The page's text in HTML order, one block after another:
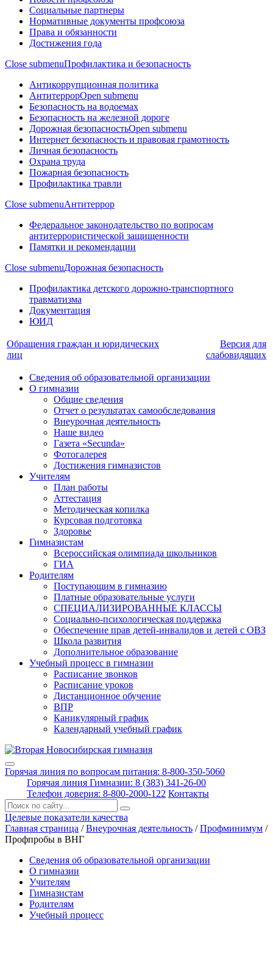
Социальные партнеры
Нормативные документы профсоюза
Права и обязанности
Достижения года
Close submenuПрофилактика и безопасность
Антикоррупционная политика
АнтитеррорOpen submenu
Безопасность на водоемах
Безопасность на железной дороге
Дорожная безопасностьOpen submenu
Интернет безопасность и правовая грамотность
Личная безопасность
Охрана труда
Пожарная безопасность
Профилактика травли
Close submenuАнтитеррор
Федеральное законодательство по вопросам
антитеррористической защищенности
Памятки и рекомендации
Close submenuДорожная безопасность
Профилактика детского дорожно-транспортного
травматизма
Документация
ЮИД
Обращения граждан и юридических
лиц
Версия для
слабовидящих
Сведения об образовательной организации
О гимназии
Общие сведения
Отчет о результатах самообследования
Внеурочная деятельность
Наше видео
Газета «Secunda»
Фотогалерея
Достижения гимназистов
Учителям
План работы
Аттестация
Методическая копилка
Курсовая подготовка
Здоровье
Гимназистам
Всероссийская олимпиада школьников
ГИА
Родителям
Поступающим в гимназию
Платные образовательные услуги
СПЕЦИАЛИЗИРОВАННЫЕ КЛАССЫ
Социально-психологическая поддержка
Обеспечение прав детей-инвалидов и детей с ОВЗ
Школа развития
Дополнительное образование
Учебный процесс в гимназии
Расписание звонков
Расписание уроков
Дистанционное обучение
ВПР
Каникулярный график
Календарный учебный график
Горячая линия по вопросам питания: 8-800-350-5060
Горячая линия Гимназии: 8 (383) 341-26-00
Телефон доверия: 8-800-2000-122 Контакты
Поиск:
Целевые показатели качества
Главная страница /Внеурочная деятельность /Профминимум /
Профпробы в ВНГ
Сведения об образовательной организации
О гимназии
Учителям
Гимназистам
Родителям
Учебный процесс